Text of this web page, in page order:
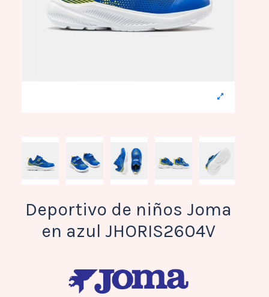
Deportivo de niños Joma
en azul JHORIS2604V